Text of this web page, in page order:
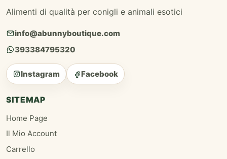
Alimenti di qualità per conigli e animali esotici
info@abunnyboutique.com
393384795320
Instagram Facebook
SITEMAP
Home Page
Il Mio Account
Carrello